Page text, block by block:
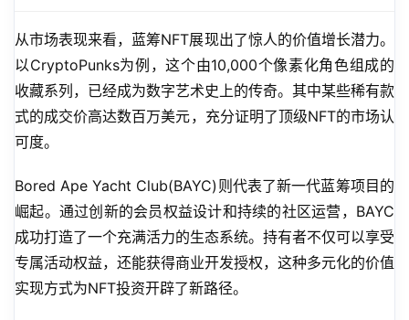
从市场表现来看，蓝筹NFT展现出了惊人的价值增长潜力。
以CryptoPunks为例，这个由10,000个像素化角色组成的
收藏系列，已经成为数字艺术史上的传奇。其中某些稀有款
式的成交价高达数百万美元，充分证明了顶级NFT的市场认
可度。
Bored Ape Yacht Club(BAYC)则代表了新一代蓝筹项目的
崛起。通过创新的会员权益设计和持续的社区运营，BAYC
成功打造了一个充满活力的生态系统。持有者不仅可以享受
专属活动权益，还能获得商业开发授权，这种多元化的价值
实现方式为NFT投资开辟了新路径。